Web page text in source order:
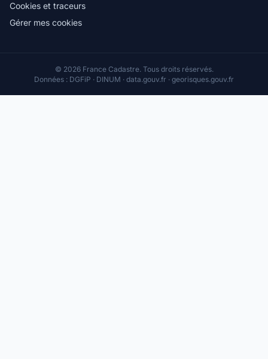
Cookies et traceurs
Gérer mes cookies
© 2026 France Cadastre. Tous droits réservés.
Données : DGFiP · DINUM · data.gouv.fr · georisques.gouv.fr